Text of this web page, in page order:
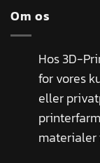
Om os
Hos 3D-
for vores
eller
materialer